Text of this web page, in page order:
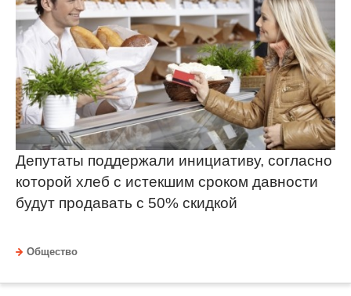
Депутаты поддержали инициативу, согласно
которой хлеб с истекшим сроком давности
будут продавать с 50% скидкой
Общество